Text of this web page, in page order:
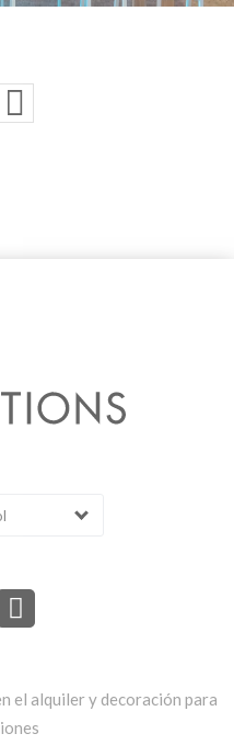
el alquiler y decoración para